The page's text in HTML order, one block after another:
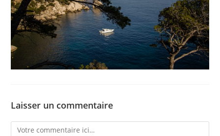
Laisser un commentaire
Comment